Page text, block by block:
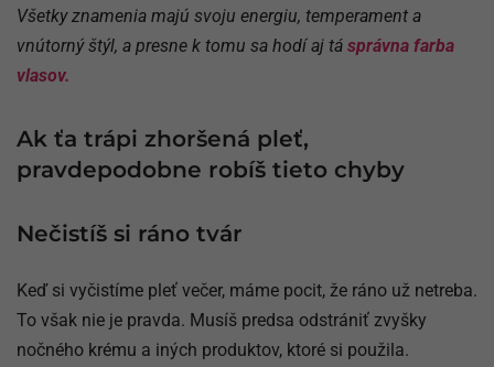
Všetky znamenia majú svoju energiu, temperament a
vnútorný štýl, a presne k tomu sa hodí aj tá správna farba
vlasov.
Ak ťa trápi zhoršená pleť,
pravdepodobne robíš tieto chyby
Nečistíš si ráno tvár
Keď si vyčistíme pleť večer, máme pocit, že ráno už netreba.
To však nie je pravda. Musíš predsa odstrániť zvyšky
nočného krému a iných produktov, ktoré si použila.